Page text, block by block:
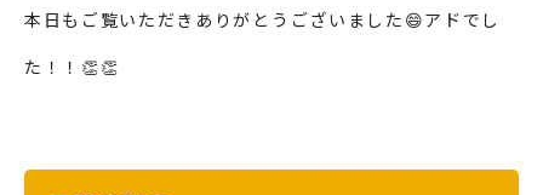
本日もご覧いただきありがとうございました😄アドでし
た！！👏👏